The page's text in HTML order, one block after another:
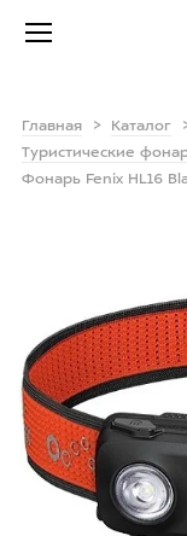
Главная Каталог
Туристические
Фонарь Fenix HL16